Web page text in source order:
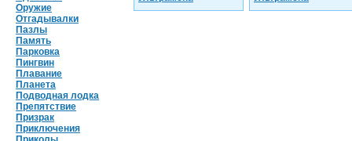
Оружие
Отгадывалки
Пазлы
Память
Парковка
Пингвин
Плавание
Планета
Подводная лодка
Препятствие
Призрак
Приключения